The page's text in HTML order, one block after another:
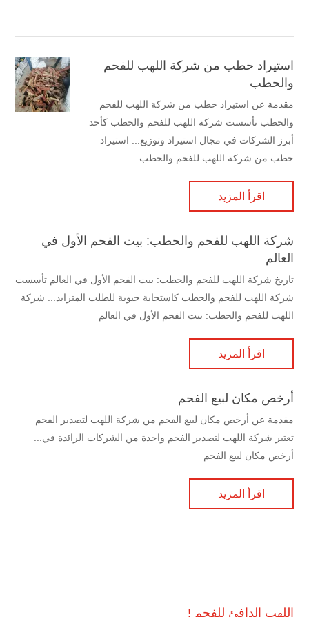
استيراد حطب من شركة اللهب للفحم
والحطب
مقدمة عن استيراد حطب من شركة اللهب للفحم
والحطب تأسست شركة اللهب للفحم والحطب كأحد
أبرز الشركات في مجال استيراد وتوزيع... استيراد
حطب من شركة اللهب للفحم والحطب
اقرأ المزيد
شركة اللهب للفحم والحطب: بيت الفحم الأول في
العالم
تاريخ شركة اللهب للفحم والحطب: بيت الفحم الأول في العالم تأسست
شركة اللهب للفحم والحطب كاستجابة حيوية للطلب المتزايد... شركة
اللهب للفحم والحطب: بيت الفحم الأول في العالم
اقرأ المزيد
أرخص مكان لبيع الفحم
مقدمة عن أرخص مكان لبيع الفحم من شركة اللهب لتصدير الفحم
تعتبر شركة اللهب لتصدير الفحم واحدة من الشركات الرائدة في...
أرخص مكان لبيع الفحم
اقرأ المزيد
اللهب الدافئ للفحم !